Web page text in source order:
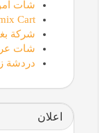
شات
Cart
شركة
شات
دردشة
اعلان